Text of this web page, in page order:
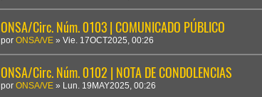
ONSA/Circ. Núm. 0103 | COMUNICADO PÚBLICO
por ONSA/VE » Vie. 17OCT2025, 00:26
ONSA/Circ. Núm. 0102 | NOTA DE CONDOLENCIAS
por ONSA/VE » Lun. 19MAY2025, 00:26